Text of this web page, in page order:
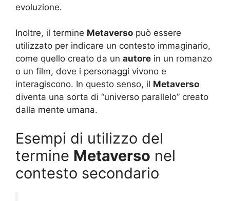
evoluzione.
Inoltre, il termine Metaverso può essere
utilizzato per indicare un contesto immaginario,
come quello creato da un autore in un romanzo
o un film, dove i personaggi vivono e
interagiscono. In questo senso, il Metaverso
diventa una sorta di “universo parallelo” creato
dalla mente umana.
Esempi di utilizzo del
termine Metaverso nel
contesto secondario